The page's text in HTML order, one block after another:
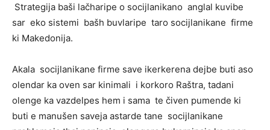
Strategija baši lačharipe o socijlanikano anglal kuvibe
sar eko sistemi bašh buvlaripe taro socijlanikane firme
ki Makedonija.
Akala socijlanikane firme save ikerkerena dejbe buti aso
olendar ka oven sar kinimali i korkoro Raštra, tadani
olenge ka vazdelpes hem i sama te čiven pumende ki
buti e manušen saveja astarde tane socijlanikane